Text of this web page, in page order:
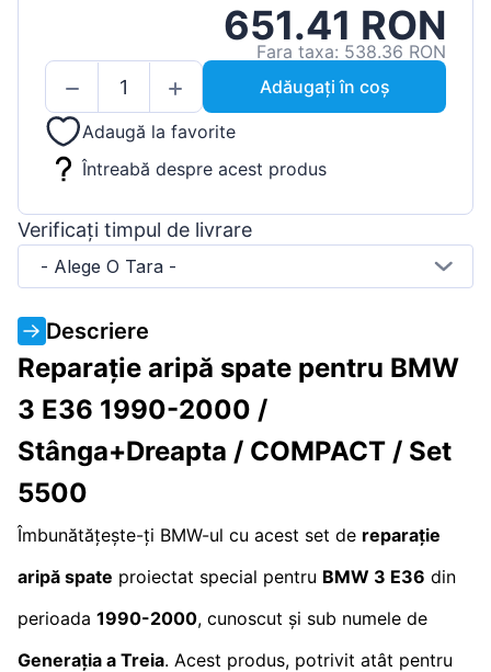
651.41 RON
Fara taxa: 538.36 RON
Adăugați în coș
Adaugă la favorite
Întreabă despre acest produs
Verificați timpul de livrare
- Alege O Tara -
Descriere
Reparație aripă spate pentru BMW
3 E36 1990-2000 /
Stânga+Dreapta / COMPACT / Set
5500
Îmbunătățește-ți BMW-ul cu acest set de reparație
aripă spate proiectat special pentru BMW 3 E36 din
perioada 1990-2000, cunoscut și sub numele de
Generația a Treia. Acest produs, potrivit atât pentru